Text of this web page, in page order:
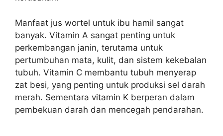
Manfaat jus wortel untuk ibu hamil sangat
banyak. Vitamin A sangat penting untuk
perkembangan janin, terutama untuk
pertumbuhan mata, kulit, dan sistem kekebalan
tubuh. Vitamin C membantu tubuh menyerap
zat besi, yang penting untuk produksi sel darah
merah. Sementara vitamin K berperan dalam
pembekuan darah dan mencegah pendarahan.